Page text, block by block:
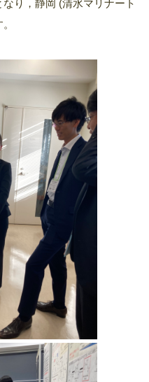
り，静岡 (清水マリナート